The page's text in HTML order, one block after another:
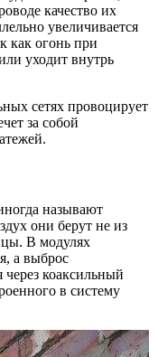
качество их
увеличивается
как огонь при
уходит внутрь
сетях провоцирует
за собой
называют
они берут не из
В модулях
а выброс
через коаксильный
в систему